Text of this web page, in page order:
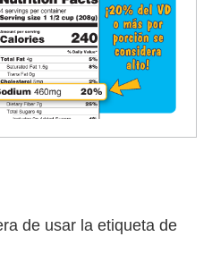
de usar la etiqueta de